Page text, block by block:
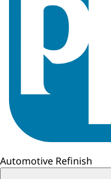
Automotive Refinish